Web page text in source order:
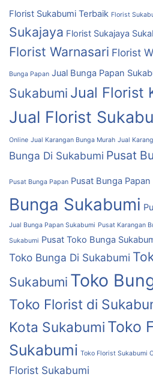
Florist Sukabumi Terbaik Florist
Sukajaya Florist Sukajaya
Florist Warnasari Florist
Bunga Papan Jual Bunga Papan
Sukabumi Jual Florist
Jual Florist
Online Jual Karangan Bunga Murah Jual
Bunga Di Sukabumi Pusat
Pusat Bunga Papan Pusat Bunga
Bunga Sukabumi
Jual Bunga Papan Sukabumi Pusat Karangan
Sukabumi Pusat Toko Bunga
Toko Bunga Di Sukabumi
Sukabumi Toko
Toko Florist di
Kota Sukabumi Toko
Sukabumi Toko Florist Sukabumi
Florist Sukabumi